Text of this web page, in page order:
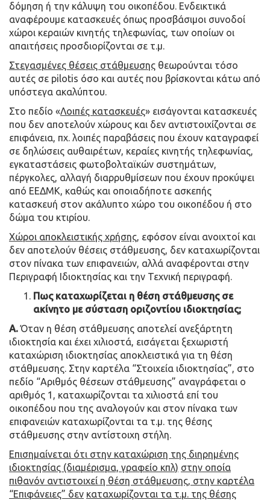
δόμηση ή την κάλυψη του οικοπέδου. Ενδεικτικά
αναφέρουμε κατασκευές όπως προσβάσιμοι συνοδοί
χώροι κεραιών κινητής τηλεφωνίας, των οποίων οι
απαιτήσεις προσδιορίζονται σε τ.μ.
Στεγασμένες θέσεις στάθμευσης θεωρούνται τόσο
αυτές σε pilotis όσο και αυτές που βρίσκονται κάτω από
υπόστεγα ακαλύπτου.
Στο πεδίο «Λοιπές κατασκευές» εισάγονται κατασκευές
που δεν αποτελούν χώρους και δεν αντιστοιχίζονται σε
επιφάνεια, πχ. λοιπές παραβάσεις που έχουν καταγραφεί
σε δηλώσεις αυθαιρέτων, κεραίες κινητής τηλεφωνίας,
εγκαταστάσεις φωτοβολταϊκών συστημάτων,
πέργκολες, αλλαγή διαρρυθμίσεων που έχουν προκύψει
από ΕΕΔΜΚ, καθώς και οποιαδήποτε ασκεπής
κατασκευή στον ακάλυπτο χώρο του οικοπέδου ή στο
δώμα του κτιρίου.
Χώροι αποκλειστικής χρήσης, εφόσον είναι ανοιχτοί και
δεν αποτελούν θέσεις στάθμευσης, δεν καταχωρίζονται
στον πίνακα των επιφανειών, αλλά αναφέρονται στην
Περιγραφή Ιδιοκτησίας και την Τεχνική περιγραφή.
Πως καταχωρίζεται η θέση στάθμευσης σε
ακίνητο με σύσταση οριζοντίου ιδιοκτησίας;
Α.Όταν η θέση στάθμευσης αποτελεί ανεξάρτητη
ιδιοκτησία και έχει χιλιοστά, εισάγεται ξεχωριστή
καταχώριση ιδιοκτησίας αποκλειστικά για τη θέση
στάθμευσης. Στην καρτέλα “Στοιχεία ιδιοκτησίας”, στο
πεδίο “Αριθμός θέσεων στάθμευσης” αναγράφεται ο
αριθμός 1, καταχωρίζονται τα χιλιοστά επί του
οικοπέδου που της αναλογούν και στον πίνακα των
επιφανειών καταχωρίζονται τα τ.μ. της θέσης
στάθμευσης στην αντίστοιχη στήλη.
Επισημαίνεται ότι στην καταχώριση της διηρημένης
ιδιοκτησίας (διαμέρισμα, γραφείο κπλ) στην οποία
πιθανόν αντιστοιχεί η θέση στάθμευσης, στην καρτέλα
“Επιφάνειες” δεν καταχωρίζονται τα τ.μ. της θέσης